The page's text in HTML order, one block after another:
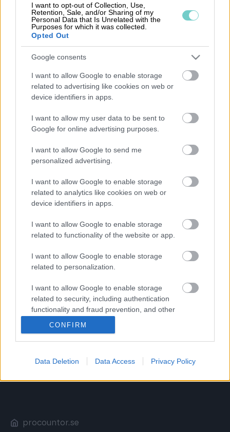
I want to opt-out of Collection, Use,
Retention, Sale, and/or Sharing of my
Personal Data that Is Unrelated with the
Purposes for which it was collected.
Opted Out
Google consents
I want to allow Google to enable storage
related to advertising like cookies on web or
device identifiers in apps.
I want to allow my user data to be sent to
Google for online advertising purposes.
I want to allow Google to send me
personalized advertising.
I want to allow Google to enable storage
related to analytics like cookies on web or
device identifiers in apps.
I want to allow Google to enable storage
related to functionality of the website or app.
I want to allow Google to enable storage
related to personalization.
I want to allow Google to enable storage
related to security, including authentication
functionality and fraud prevention, and other
CONFIRM
Data Deletion Data Access Privacy Policy
Moms 25% tillkommer.
TILLÄGGSFUNKTION
Procountor Dimensionsspecifika
Kategori:
Leverantör: Procountor
469 kr/mån
Beställ funktionen
procountor.se